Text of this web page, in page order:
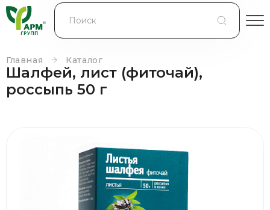
КОНТРАКТНОЕ ПРОИЗВОДСТВО
Главная Каталог
Шалфей, лист (фиточай),
россыпь 50 г